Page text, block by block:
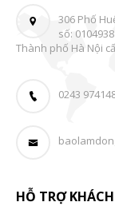
306 Phố
số:
Thành phố Hà Nội
0243
HỖ TRỢ